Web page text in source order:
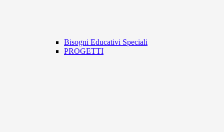
Bisogni Educativi Speciali
PROGETTI